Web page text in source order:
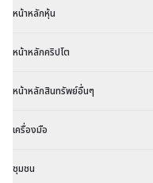
หน้าหลักหุ้น
หน้าหลักคริปโต
หน้าหลักสินทรัพย์อื่นๆ
เครื่องมือ
ชุมชน